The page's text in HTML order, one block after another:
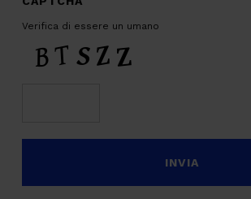
Verifica di essere un umano